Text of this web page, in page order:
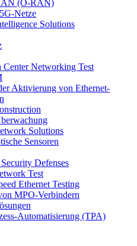
(O-RAN)
Netze
Solutions
Center Networking Test
Aktivierung von Ethernet-
Solutions
Sensoren
Defenses
Test
Ethernet Testing
MPO-Verbindern
Automatisierung (TPA)